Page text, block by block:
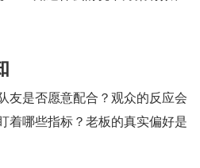
友是否愿意配合？观众的反应会
着哪些指标？老板的真实偏好是